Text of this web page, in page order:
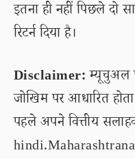
इतना ही नहीं पिछले
रिटर्न दिया है।
Disclaimer:म्यूचुअल
जोखिम पर आधारित
पहले अपने वित्तीय